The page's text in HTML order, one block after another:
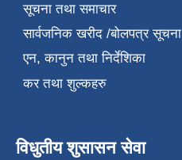
सूचना तथा समाचार
सार्वजनिक खरीद /बोलपत्र सूचना
एन, कानुन तथा निर्देशिका
कर तथा शुल्कहरु
विधुतीय शुसासन सेवा